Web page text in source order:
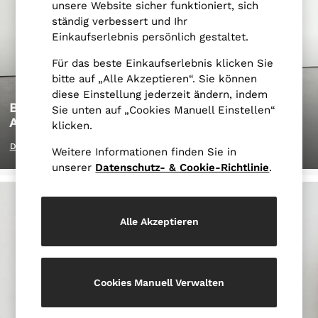
Petite
Vests & Cami Tops
Jackets & Coats
Leather & Suede Jackets
Jeans
Sweats & Joggers
Heels
Sandals
Belts
Socks & Tights
BEREIT FÜR DEN PERFEKTEN
AUFTRITT
DAMENMODE
SUEDED INTERLOCK JERSEY
AUS DER KOLLEKTION KAUFEN
unsere Website sicher funktioniert, sich
ständig verbessert und Ihr
Einkaufserlebnis persönlich gestaltet.
Für das beste Einkaufserlebnis klicken Sie
bitte auf „Alle Akzeptieren“. Sie können
diese Einstellung jederzeit ändern, indem
Sie unten auf „Cookies Manuell Einstellen“
klicken.
Weitere Informationen finden Sie in
unserer Datenschutz- & Cookie-Richtlinie.
Alle Akzeptieren
Cookies Manuell Verwalten